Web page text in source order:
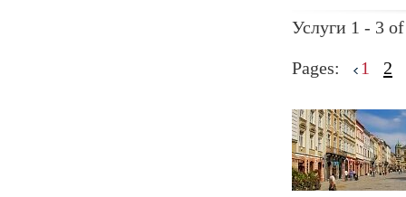
Услуги 1 - 3
Pages: 1 2